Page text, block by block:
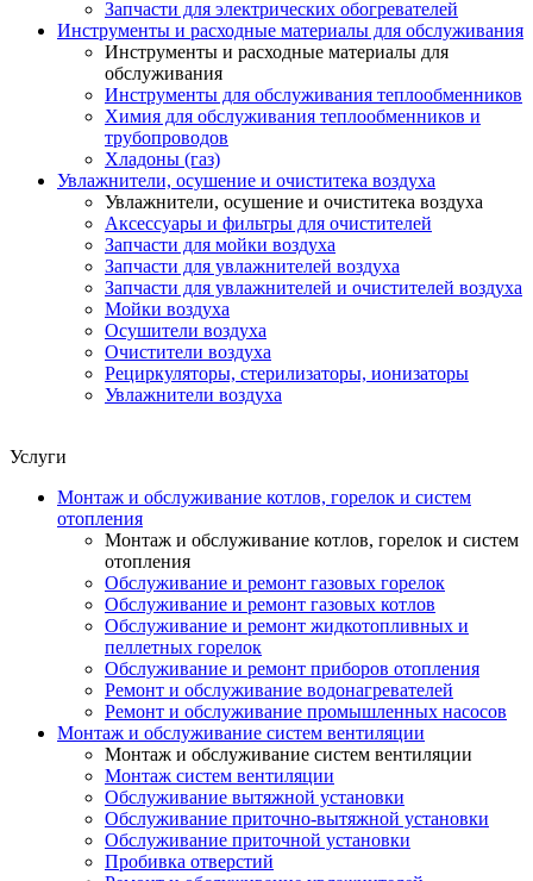
Запчасти для электрических обогревателей
Инструменты и расходные материалы для обслуживания
Инструменты и расходные материалы для
обслуживания
Инструменты для обслуживания теплообменников
Химия для обслуживания теплообменников и
трубопроводов
Хладоны (газ)
Увлажнители, осушение и очиститека воздуха
Увлажнители, осушение и очиститека воздуха
Аксессуары и фильтры для очистителей
Запчасти для мойки воздуха
Запчасти для увлажнителей воздуха
Запчасти для увлажнителей и очистителей воздуха
Мойки воздуха
Осушители воздуха
Очистители воздуха
Рециркуляторы, стерилизаторы, ионизаторы
Увлажнители воздуха
Услуги
Монтаж и обслуживание котлов, горелок и систем
отопления
Монтаж и обслуживание котлов, горелок и систем
отопления
Обслуживание и ремонт газовых горелок
Обслуживание и ремонт газовых котлов
Обслуживание и ремонт жидкотопливных и
пеллетных горелок
Обслуживание и ремонт приборов отопления
Ремонт и обслуживание водонагревателей
Ремонт и обслуживание промышленных насосов
Монтаж и обслуживание систем вентиляции
Монтаж и обслуживание систем вентиляции
Монтаж систем вентиляции
Обслуживание вытяжной установки
Обслуживание приточно-вытяжной установки
Обслуживание приточной установки
Пробивка отверстий